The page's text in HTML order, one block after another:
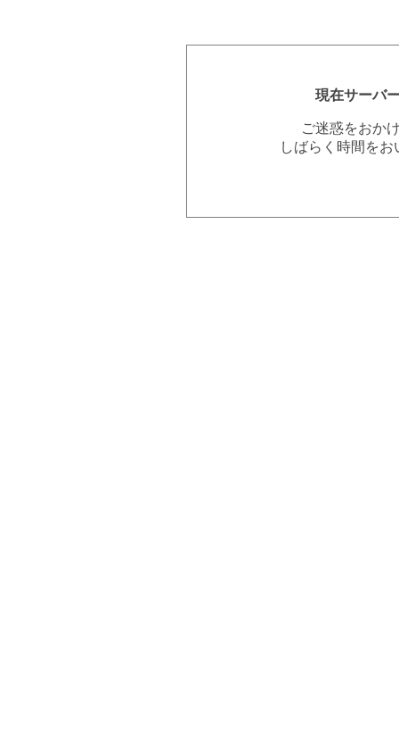
現在サーバ
ご迷惑をおか
しばらく時間を